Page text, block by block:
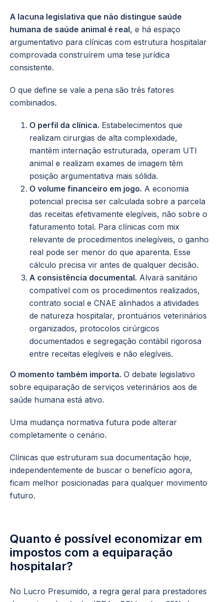
A lacuna legislativa que não distingue saúde
humana de saúde animal é real, e há espaço
argumentativo para clínicas com estrutura hospitalar
comprovada construírem uma tese jurídica
consistente.
O que define se vale a pena são três fatores
combinados.
O perfil da clínica. Estabelecimentos que
realizam cirurgias de alta complexidade,
mantêm internação estruturada, operam UTI
animal e realizam exames de imagem têm
posição argumentativa mais sólida.
O volume financeiro em jogo. A economia
potencial precisa ser calculada sobre a parcela
das receitas efetivamente elegíveis, não sobre o
faturamento total. Para clínicas com mix
relevante de procedimentos inelegíveis, o ganho
real pode ser menor do que aparenta. Esse
cálculo precisa vir antes de qualquer decisão.
A consistência documental. Alvará sanitário
compatível com os procedimentos realizados,
contrato social e CNAE alinhados a atividades
de natureza hospitalar, prontuários veterinários
organizados, protocolos cirúrgicos
documentados e segregação contábil rigorosa
entre receitas elegíveis e não elegíveis.
O momento também importa. O debate legislativo
sobre equiparação de serviços veterinários aos de
saúde humana está ativo.
Uma mudança normativa futura pode alterar
completamente o cenário.
Clínicas que estruturam sua documentação hoje,
independentemente de buscar o benefício agora,
ficam melhor posicionadas para qualquer movimento
futuro.
Quanto é possível economizar em
impostos com a equiparação
hospitalar?
No Lucro Presumido, a regra geral para prestadores